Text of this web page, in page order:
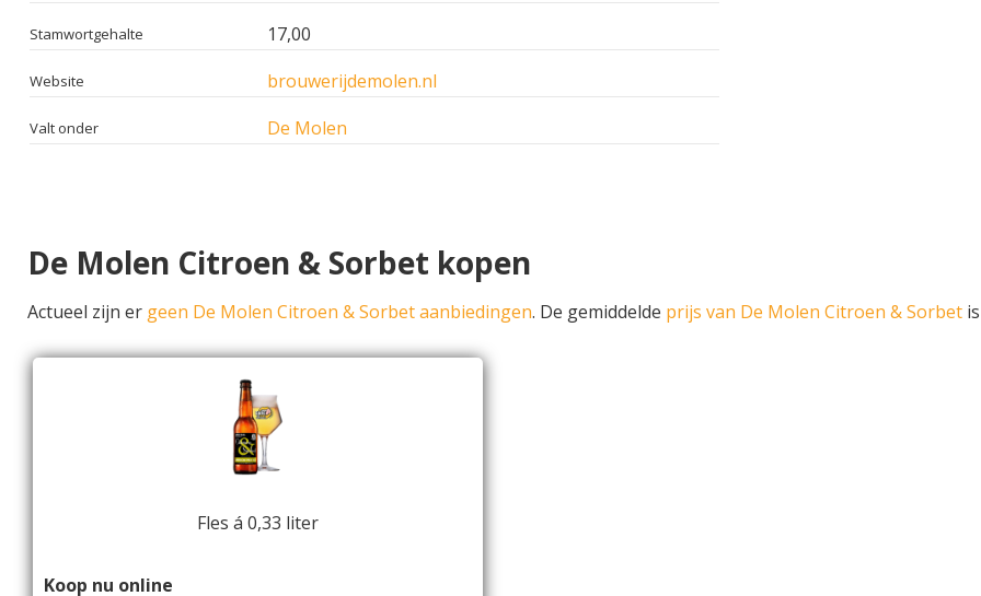
Stamwortgehalte 17,00
Website brouwerijdemolen.nl
Valt onder De Molen
De Molen Citroen & Sorbet kopen
Actueel zijn er geen De Molen Citroen & Sorbet aanbiedingen. De gemiddelde prijs van De Molen Citroen & Sorbet
Fles á 0,33 liter
Koop nu online